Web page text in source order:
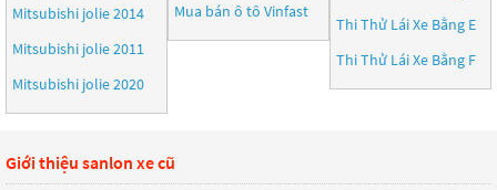
Mitsubishi jolie 2014
Mitsubishi jolie 2011
Mitsubishi jolie 2020
Mua bán ô tô Vinfast
Thi Thử Lái Xe Bằng E
Thi Thử Lái Xe Bằng F
Giới thiệu sanlon xe cũ